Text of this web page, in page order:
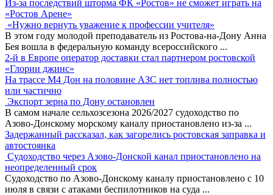
Из-за последствий шторма ФК «Ростов» не сможет играть на
«Ростов Арене»
«Нужно вернуть уважение к профессии учителя»
В этом году молодой преподаватель из Ростова-на-Дону Анна
Бея вошла в федеральную команду всероссийского ...
2-й в Европе оператор доставки стал партнером ростовской
«Глории джинс»
На трассе М4 Дон на половине АЗС нет топлива полностью
или частично
Экспорт зерна по Дону остановлен
В самом начале сельхозсезона 2026/2027 судоходство по
Азово-Донскому морскому каналу приостановлено из-за ...
Задержанный рассказал, как загорелись ростовская заправка и
автостоянка
Судоходство через Азово-Донской канал приостановлено на
неопределенный срок
Судоходство по Азово-Донскому каналу приостановлено с 10
июля в связи с атаками беспилотников на суда ...